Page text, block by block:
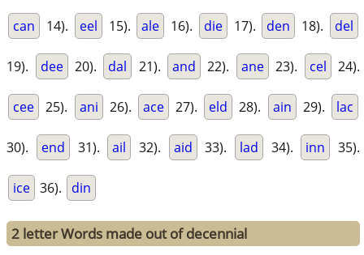
can 14). eel 15). ale 16). die 17). den 18). del
19). dee 20). dal 21). and 22). ane 23). cel 24).
cee 25). ani 26). ace 27). eld 28). ain 29). lac
30). end 31). ail 32). aid 33). lad 34). inn 35).
ice 36). din
2 letter Words made out of decennial